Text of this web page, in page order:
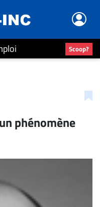
Scoop?
phénomène